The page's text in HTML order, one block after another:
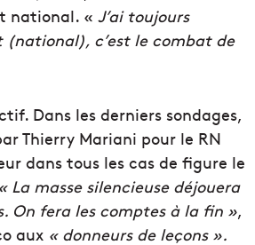
national. « J’ai toujours
c’est le combat de
Dans les derniers sondages,
Thierry Mariani pour le RN
dans tous les cas de figure le
« La masse silencieuse déjouera
On fera les comptes à la fin »,
aux « donneurs de leçons ».